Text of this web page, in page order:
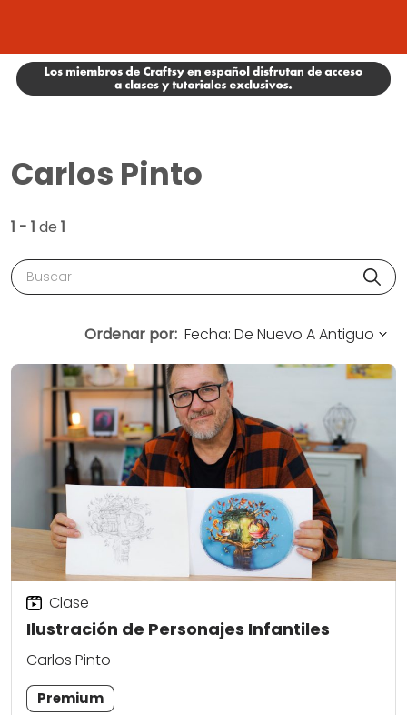
Carlos Pinto
1 - 1 de 1
Buscar
Ordenar por:
Ilustración de Personajes Infantiles
Clase
Carlos Pinto
Premium